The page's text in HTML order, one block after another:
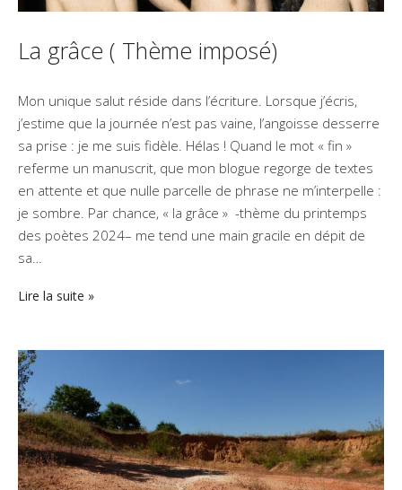
La grâce ( Thème imposé)
Mon unique salut réside dans l’écriture. Lorsque j’écris,
j’estime que la journée n’est pas vaine, l’angoisse desserre
sa prise : je me suis fidèle. Hélas ! Quand le mot « fin »
referme un manuscrit, que mon blogue regorge de textes
en attente et que nulle parcelle de phrase ne m’interpelle :
je sombre. Par chance, « la grâce » -thème du printemps
des poètes 2024– me tend une main gracile en dépit de
sa…
Lire la suite